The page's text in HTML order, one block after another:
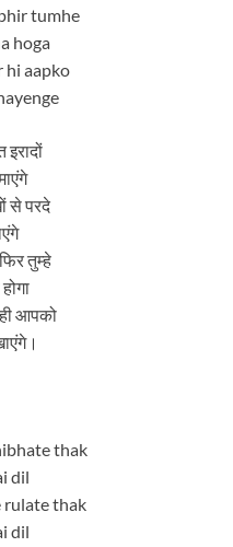
tumhe
hoga
hi aapko
से परदे
तुम्हे
आपको
thak
dil
rulate thak
dil